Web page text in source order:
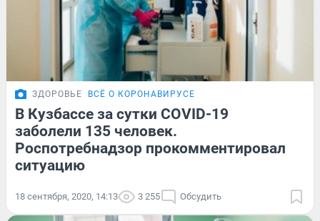
ЗДОРОВЬЕ ВСЁ О КОРОНАВИРУСЕ
В Кузбассе за сутки COVID-19
заболели 135 человек.
Роспотребнадзор прокомментировал
ситуацию
18 сентября, 2020, 14:13 3 255 Обсудить